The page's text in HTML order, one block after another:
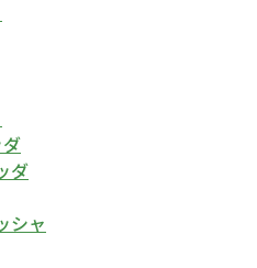
ダ
シャ